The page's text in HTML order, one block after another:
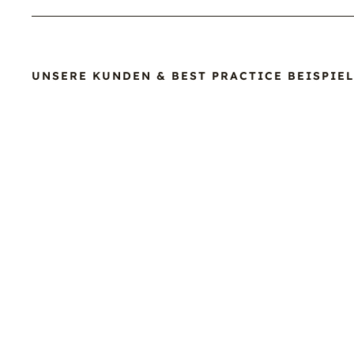
UNSERE KUNDEN & BEST PRACTICE